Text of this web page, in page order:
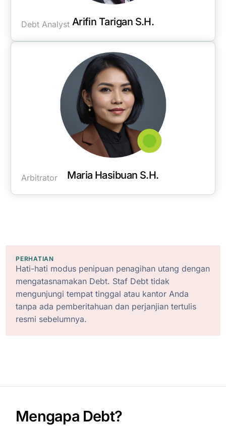
Arifin Tarigan S.H.
Debt Analyst
Maria Hasibuan S.H.
Arbitrator
PERHATIAN
Hati-hati modus penipuan penagihan utang dengan
mengatasnamakan Debt. Staf Debt tidak
mengunjungi tempat tinggal atau kantor Anda
tanpa ada pemberitahuan dan perjanjian tertulis
resmi sebelumnya.
Mengapa Debt?